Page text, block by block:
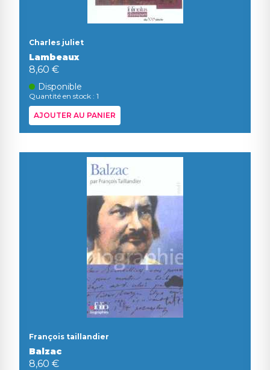
Charles juliet
Lambeaux
8,60 €
Disponible
Quantité en stock : 1
AJOUTER AU PANIER
François taillandier
Balzac
8,60 €